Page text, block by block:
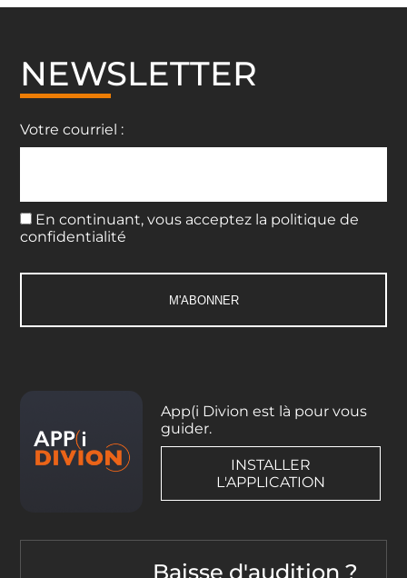
NEWSLETTER
Votre courriel :
En continuant, vous acceptez la politique de
confidentialité
App(i Divion est là pour vous
guider.
INSTALLER
L'APPLICATION
Baisse d'audition ?